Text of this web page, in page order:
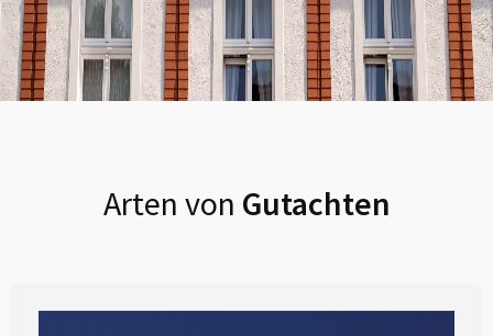
Arten von Gutachten